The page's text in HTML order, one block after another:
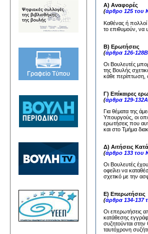
Α) Αναφορές
(άρθρο 125 του
Καθένας ή
το επιθυμούν, να
Β) Ερωτήσεις
(άρθρα 126-
Οι Βουλευτές
της Βουλής
κάθε περίπτωση,
Γ) Επίκαιρες
(άρθρα 129-
Για θέματα της
Υπουργούς, οι
ερωτήσεις που
και στο Τμήμα
Δ) Αιτήσεις
(άρθρο 133 του
Οι Βουλευτές
οφείλει να
σχετικό με την
Ε) Επερωτήσεις
(άρθρα 134-137
Οι επερωτήσεις
κατάθεσης
συζητούνται
ταυτόχρονη